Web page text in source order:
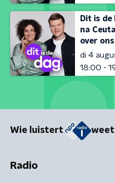
Dit is de
na
over
di 4
18:00 -
Wie luistert weet
Radio